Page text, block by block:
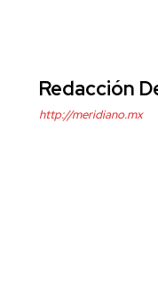
Redacción
http://meridiano.mx